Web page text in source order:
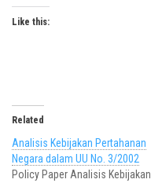
Like this:
Related
Analisis Kebijakan Pertahanan
Negara dalam UU No. 3/2002
Policy Paper Analisis Kebijakan